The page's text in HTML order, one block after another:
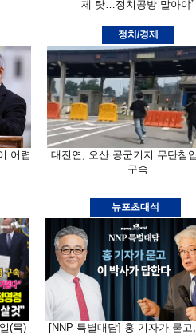
제 탓…정치공방 말아야”
어렵
정치/경제
대진연, 오산 공군기지 무단침
구속
(목)
뉴포초대석
[NNP 특별대담] 홍 기자가 묻고